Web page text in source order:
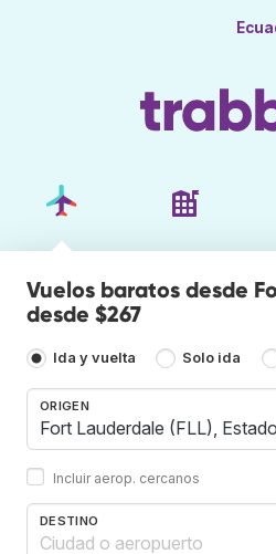
Vuelos baratos desde
desde $267
Ida y vuelta Solo ida
ORIGEN
Incluir aerop. cercanos
DESTINO